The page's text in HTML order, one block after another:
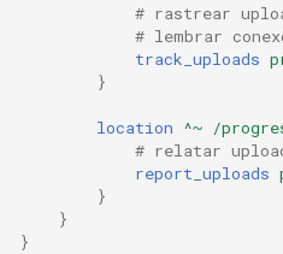
# rastrear
# lembrar
track_uploads
}
location ^~ /
# relatar
report_uploads
}
}
}